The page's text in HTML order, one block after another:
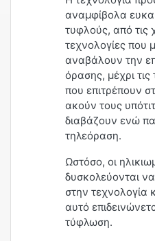
αναμφίβολα
τυφλούς, από τις
τεχνολογίες που
αναβάλουν την
όρασης, μέχρι τις
που επιτρέπουν
ακούν τους
διαβάζουν ενώ
τηλεόραση.
Ωστόσο, οι
δυσκολεύονται
στην τεχνολογία
αυτό
τύφλωση.